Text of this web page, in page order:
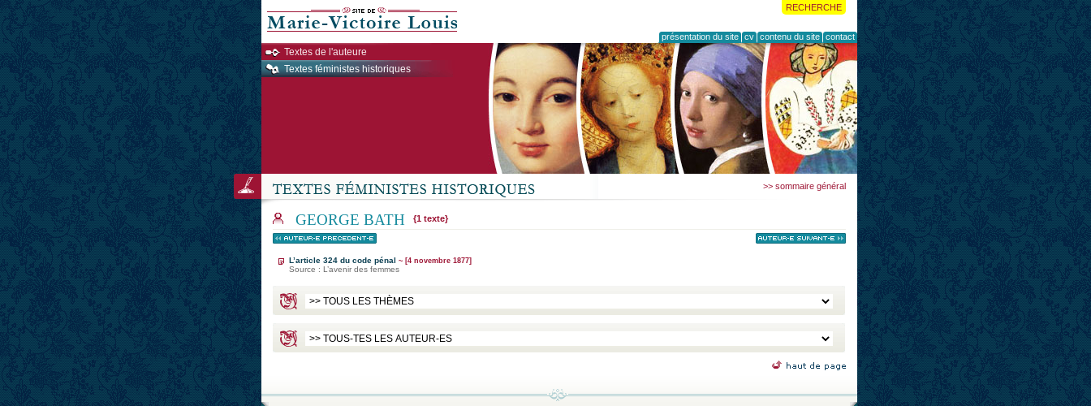
RECHERCHE
présentation du site cv contenu du site contact
Textes de l'auteure
Textes féministes historiques
>> sommaire général
GEORGE BATH {1 texte}
L’article 324 du code pénal ~ [4 novembre 1877]
Source : L’avenir des femmes